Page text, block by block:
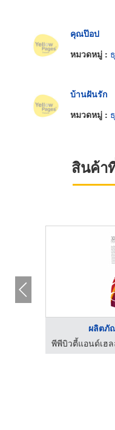
คุณป๊อป
หมวดหมู่ :
บ้านฝันรัก
หมวดหมู่ :
สินค้า
ผลิตภั